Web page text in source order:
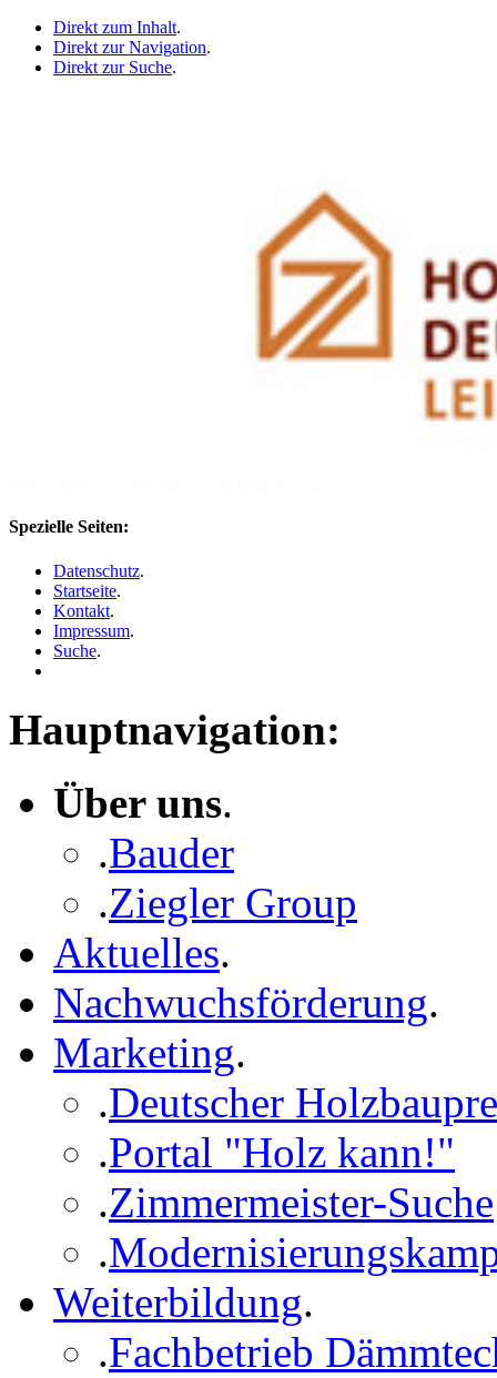
Direkt zum Inhalt.
Direkt zur Navigation.
Direkt zur Suche.
Spezielle Seiten:
Datenschutz.
Startseite.
Kontakt.
Impressum.
Suche.
Hauptnavigation:
Über uns.
.Bauder
.Ziegler Group
Aktuelles.
Nachwuchsförderung.
Marketing.
.Deutscher
.Portal "Holz kann!"
.Zimmermeister-Suche
.
Weiterbildung.
.Fachbetrieb